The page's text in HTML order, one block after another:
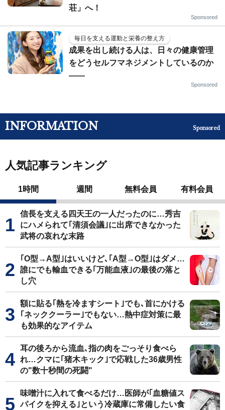
荘」へ！
Sponsored
毎日を支える運動と栄養の整え方
成果を出し続ける人は、日々の健康管理
をどうセルフマネジメントしているのか
——
Sponsored
INFORMATION Sponsored
人気記事ランキング
1時間 週間 無料会員 有料会員
信長を支える四天王の一人だったのに…秀吉
にハメられて｢清須会議｣に出席できなかった
武将の哀れな末路
｢O型→A型｣はいいけど､｢A型→O型｣はダメ…
誰にでも輸血できる｢万能血液｣の最後の落と
し穴
額に貼る｢熱を冷ますシート｣でも､首にかける
｢ネッククーラー｣でもない…熱中症対策に最
も効果的なアイテム
耳の後ろから流血､指の肉をごっそり食べら
れ…クマに｢猪木キック｣で応戦した36歳男性
の"数十秒間の死闘"
味噌汁に入れて食べるだけ…医師が｢血糖値ス
パイクを抑える｣という冷蔵庫に常備したい食